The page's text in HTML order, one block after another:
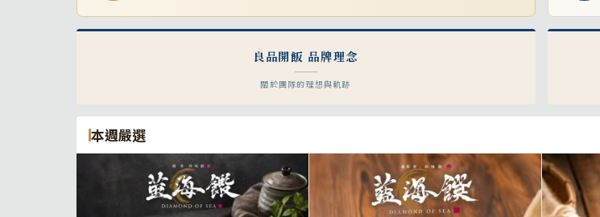
良品開飯 品牌理念
關於團隊的理想與軌跡
本週嚴選